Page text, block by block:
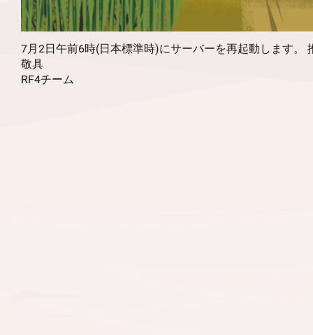
7月2日午前6時(日本標準時)にサーバーを再起動します。
敬具
RF4チーム